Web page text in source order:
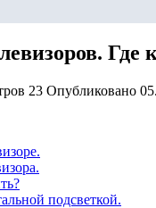
23 Опубликовано
подсветкой.